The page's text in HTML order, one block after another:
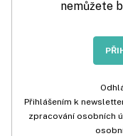
nemůžete
Přihlášením k
zpracování osobních